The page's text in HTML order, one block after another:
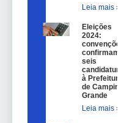
Leia mais »
Eleições
2024:
convenções
confirmam
seis
candidaturas
à Prefeitura
de Campina
Grande
Leia mais »